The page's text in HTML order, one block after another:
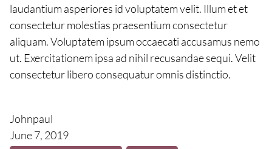
laudantium asperiores id voluptatem velit. Illum et et
consectetur molestias praesentium consectetur
aliquam. Voluptatem ipsum occaecati accusamus nemo
ut. Exercitationem ipsa ad nihil recusandae sequi. Velit
consectetur libero consequatur omnis distinctio.
Johnpaul
June 7, 2019